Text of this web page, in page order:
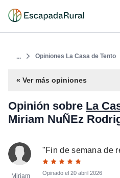
... Opiniones La Casa de Tento
« Ver más opiniones
Opinión sobre La
Miriam NuÑEz
Miriam
"Fin de semana de
Opinado el 20 abril 2026